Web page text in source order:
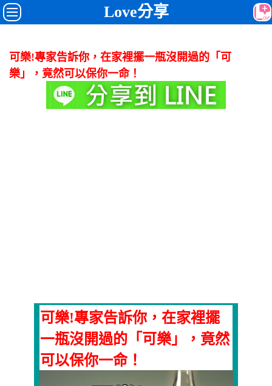
Love分享
可樂!專家告訴你，在家裡擺一瓶沒開過的「可
樂」，竟然可以保你一命！
可樂!專家告訴你，在家裡擺
一瓶沒開過的「可樂」，竟然
可以保你一命！